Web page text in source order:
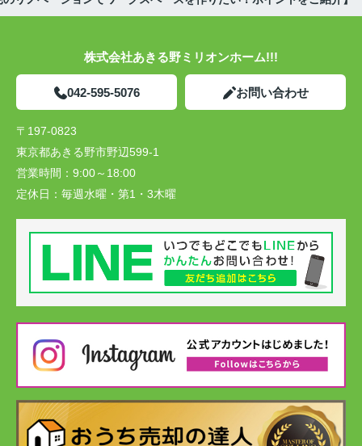
株式会社あきる野ミリオンホーム!!!
042-595-5076 お問い合わせ
〒197-0823
東京都あきる野市野辺599-1
営業時間： 9:00～18:00
定休日： 毎週水曜・第1・3木曜